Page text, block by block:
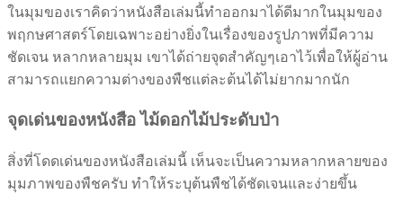
ในมุมของเราคิดว่าหนังสือเล่มนี้ทำออกมาได้ดีมากในมุมของ
พฤกษศาสตร์โดยเฉพาะอย่างยิ่งในเรื่องของรูปภาพที่มีความ
ชัดเจน หลากหลายมุม เขาได้ถ่ายจุดสำคัญๆเอาไว้เพื่อให้ผู้อ่าน
สามารถแยกความต่างของพืชแต่ละต้นได้ไม่ยากมากนัก
จุดเด่นของหนังสือ ไม้ดอกไม้ประดับป่า
สิ่งที่โดดเด่นของหนังสือเล่มนี้ เห็นจะเป็นความหลากหลายของ
มุมภาพของพืชครับ ทำให้ระบุต้นพืชได้ชัดเจนและง่ายขึ้น